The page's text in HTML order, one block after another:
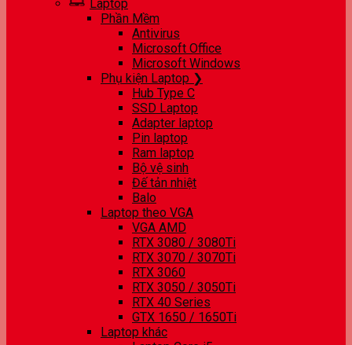
Laptop
Phần Mềm
Antivirus
Microsoft Office
Microsoft Windows
Phụ kiện Laptop ❯
Hub Type C
SSD Laptop
Adapter laptop
Pin laptop
Ram laptop
Bộ vệ sinh
Đế tản nhiệt
Balo
Laptop theo VGA
VGA AMD
RTX 3080 / 3080Ti
RTX 3070 / 3070Ti
RTX 3060
RTX 3050 / 3050Ti
RTX 40 Series
GTX 1650 / 1650Ti
Laptop khác